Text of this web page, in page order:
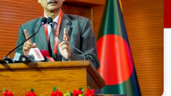
লীগ সরকারের সময়
মানুষ ভুলে যাবে এমন